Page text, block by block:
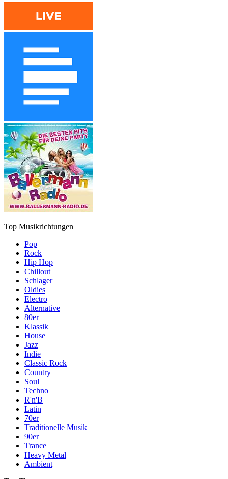
Top Musikrichtungen
Pop
Rock
Hip Hop
Chillout
Schlager
Oldies
Electro
Alternative
80er
Klassik
House
Jazz
Indie
Classic Rock
Country
Soul
Techno
R'n'B
Latin
70er
Traditionelle Musik
90er
Trance
Heavy Metal
Ambient